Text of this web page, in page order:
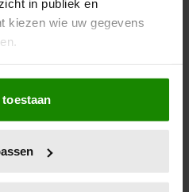
in publiek en
kiezen wie uw gegevens
ook graag:
over uw geografische
meter nauwkeurig kan zijn
(fingerprinting)
toestaan
ijsjes?